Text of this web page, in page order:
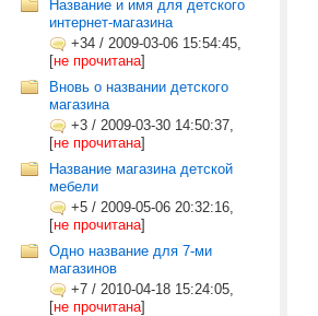
Название и имя для детского
интернет-магазина
+34 / 2009-03-06 15:54:45,
[не прочитана]
Вновь о названии детского
магазина
+3 / 2009-03-30 14:50:37,
[не прочитана]
Название магазина детской
мебели
+5 / 2009-05-06 20:32:16,
[не прочитана]
Одно название для 7-ми
магазинов
+7 / 2010-04-18 15:24:05,
[не прочитана]